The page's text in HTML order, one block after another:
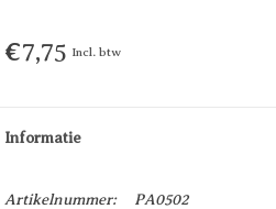
€7,75 Incl. btw
Informatie
Artikelnummer:
PA0502